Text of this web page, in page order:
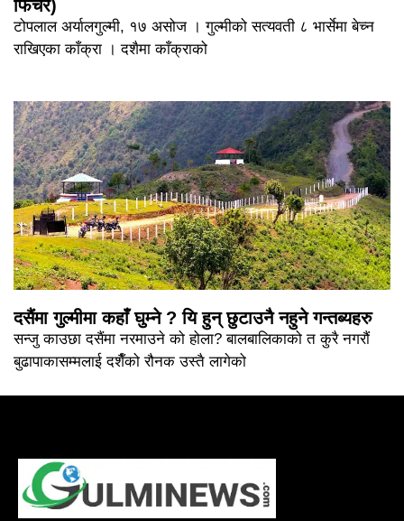
फिचर)
टोपलाल अर्यालगुल्मी, १७ असोज । गुल्मीको सत्यवती ८ भार्सेमा बेच्न
राखिएका काँक्रा । दशैमा काँक्राको
दसैंमा गुल्मीमा कहाँ घुम्ने ? यि हुन् छुटाउनै नहुने गन्तब्यहरु
सन्जु काउछा दसैंमा नरमाउने को होला? बालबालिकाको त कुरै नगरौं
बुढापाकासम्मलाई दशैँको रौनक उस्तै लागेको